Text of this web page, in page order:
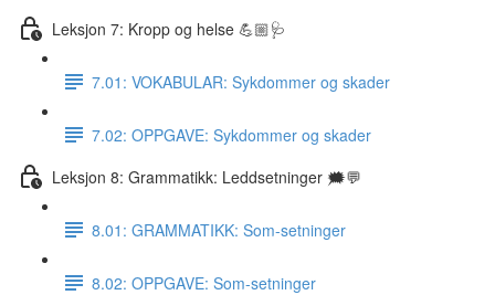
Leksjon 7: Kropp og helse 💪🏼🩺
7.01: VOKABULAR: Sykdommer og skader
7.02: OPPGAVE: Sykdommer og skader
Leksjon 8: Grammatikk: Leddsetninger 🗯💬
8.01: GRAMMATIKK: Som-setninger
8.02: OPPGAVE: Som-setninger